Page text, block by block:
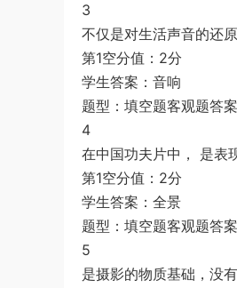
3
不仅是对生活声音的还
第1空分值：2分
学生答案：音响
题型：填空题客观题答
4
在中国功夫片中， 是表
第1空分值：2分
学生答案：全景
题型：填空题客观题答
5
是摄影的物质基础，没